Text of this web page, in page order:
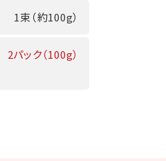
1束（約100g）
2パック（100g）